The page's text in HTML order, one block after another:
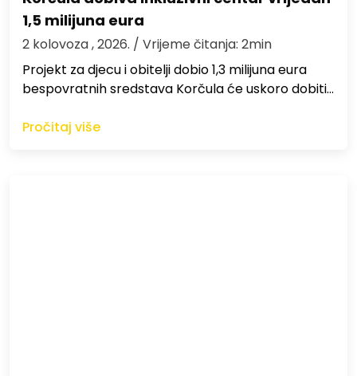
1,5 milijuna eura
2 kolovoza , 2026. / Vrijeme čitanja: 2min
Projekt za djecu i obitelji dobio 1,3 milijuna eura
bespovratnih sredstava Korčula će uskoro dobiti…
Pročitaj više